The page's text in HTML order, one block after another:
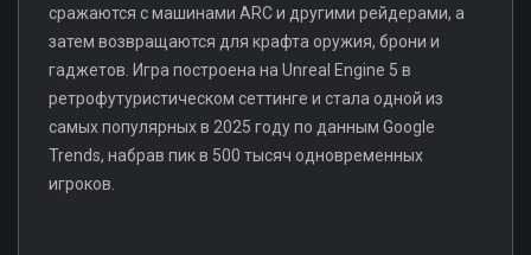
сражаются с машинами ARC и другими рейдерами, а
затем возвращаются для крафта оружия, брони и
гаджетов. Игра построена на Unreal Engine 5 в
ретрофутуристическом сеттинге и стала одной из
самых популярных в 2025 году по данным Google
Trends, набрав пик в 500 тысяч одновременных
игроков.